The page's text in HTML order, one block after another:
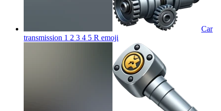
Car
transmission 1 2 3 4 5 R emoji